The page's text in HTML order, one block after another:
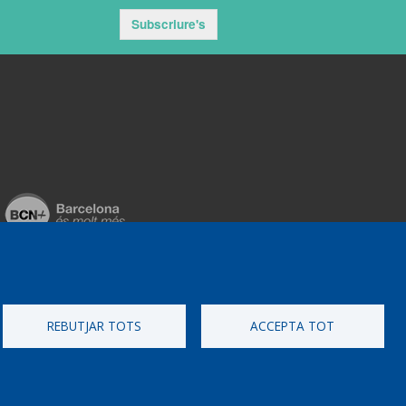
REBUTJAR TOTS ACCEPTA TOT
Subscriure's